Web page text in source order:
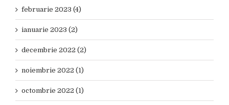
februarie 2023 (4)
ianuarie 2023 (2)
decembrie 2022 (2)
noiembrie 2022 (1)
octombrie 2022 (1)